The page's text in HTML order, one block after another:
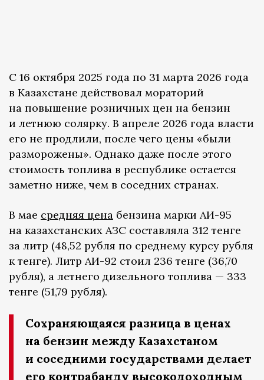
С 16 октября 2025 года по 31 марта 2026 года
в Казахстане действовал мораторий
на повышение розничных цен на бензин
и летнюю солярку. В апреле 2026 года власти
его не продлили, после чего цены «были
разморожены». Однако даже после этого
стоимость топлива в республике остается
заметно ниже, чем в соседних странах.
В мае средняя цена бензина марки АИ-95
на казахстанских АЗС составляла 312 тенге
за литр (48,52 рубля по среднему курсу рубля
к тенге). Литр АИ-92 стоил 236 тенге (36,70
рубля), а летнего дизельного топлива — 333
тенге (51,79 рубля).
Сохраняющаяся разница в ценах
на бензин между Казахстаном
и соседними государствами делает
его контрабанду высокодоходным